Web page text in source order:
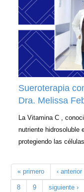
Sueroterapia
Dra. Melissa
La Vitamina C ,
nutriente hidrosoluble
protegiendo las
« primero ‹ anterior
8 9 siguiente ›